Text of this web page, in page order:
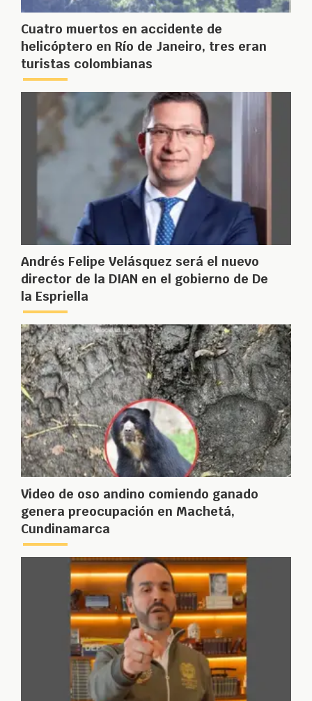
Cuatro muertos en accidente de
helicóptero en Río de Janeiro, tres eran
turistas colombianas
Andrés Felipe Velásquez será el nuevo
director de la DIAN en el gobierno de De
la Espriella
Video de oso andino comiendo ganado
genera preocupación en Machetá,
Cundinamarca